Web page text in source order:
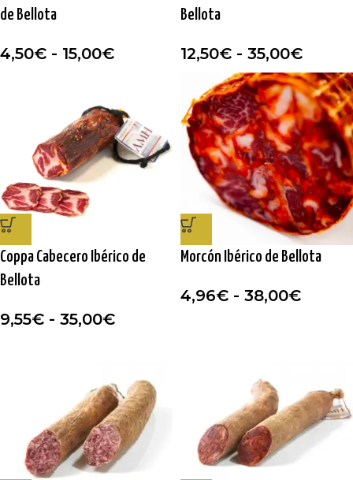
de Bellota
4,50€ - 15,00€
Bellota
12,50€ - 35,00€
Coppa Cabecero Ibérico de
Bellota
9,55€ - 35,00€
Morcón Ibérico de Bellota
4,96€ - 38,00€